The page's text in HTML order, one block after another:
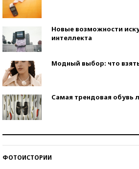
Новые возможности
интеллекта
Модный выбор: что
Самая трендовая обувь
ФОТОИСТОРИИ